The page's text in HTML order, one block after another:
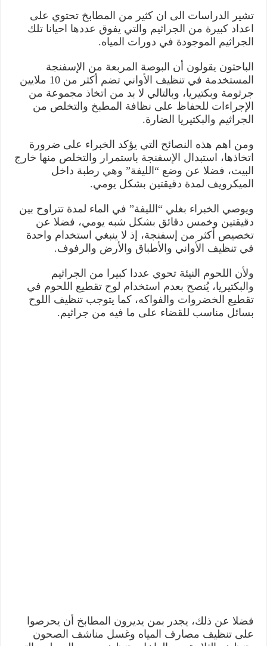
تشير الدراسات الى ان كثير من المطابخ تحتوي على
اعداد كبيرة من الجراثيم والتي يفوق عددها احيانا تلك
الجراثيم الموجودة في دورات المياه.
الباحثون يقولون أن البوصة المربعة من الإسفنجة
المستخدمة في تنظيف الأواني تضم أكثر من 10 ملايين
جرثومة وبكتيريا، وبالتالي لا بد من اتخاذ مجموعة من
الإجراءات للحفاظ على نظافة المطبخ والتخلص من
الجراثيم والبكتيريا الضارة.
ومن اهم هذه النصائح التي يؤكد الخبراء على ضرورة
اتخاذها، استبدال الإسفنجة باستمرار والتخلص منها خارج
البيت، فضلا عن وضع “الليفة” وهي رطبة داخل
الميكرويف لمدة دقيقتين بشكل يومي.
ويوصي الخبراء بغلي “الليفة” في الماء لمدة تتراوح بين
دقيقتين وخمس دقائق بشكل شبه يومي، فضلا عن
تخصيص أكثر من إسفنجة، إذ لا ينبغي استخدام واحدة
في تنظيف الأواني والأطباق والأرض والرفوف.
ولأن اللحوم النيئة تحوي عددا كبيرا من الجراثيم
والبكتيريا، يُنصح بعدم استخدام لوح تقطيع اللحوم في
تقطيع الخضروات والفواكه، كما يتوجب تنظيف اللوح
بسائل مناسب للقضاء على ما فيه من جراثيم.
فضلا عن ذلك، يجدر بمن يديرون المطابخ أن يحرصوا
على تنظيف مصارف المياه وغسل مناشف الصحون